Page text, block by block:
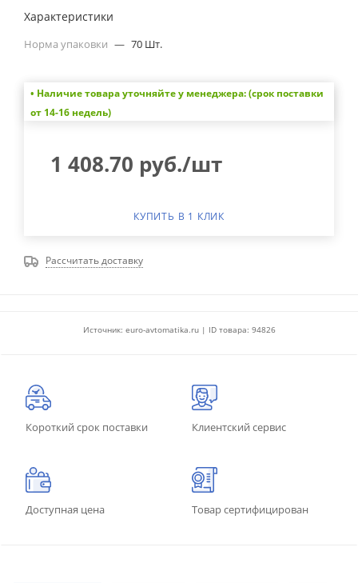
Характеристики
Норма упаковки — 70 Шт.
• Наличие товара уточняйте у менеджера: (срок поставки
от 14-16 недель)
1 408.70 руб./шт
КУПИТЬ В 1 КЛИК
Рассчитать доставку
Источник: euro-avtomatika.ru | ID товара: 94826
Короткий срок поставки Клиентский сервис
Доступная цена Товар сертифицирован